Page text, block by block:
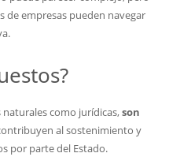
de empresas pueden navegar
como jurídicas,son
al sostenimiento y
por parte del Estado.